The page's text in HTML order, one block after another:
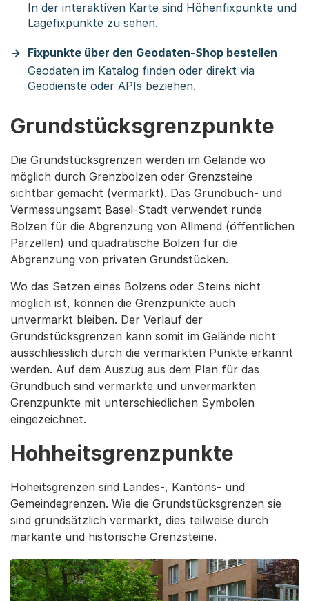
In der interaktiven Karte sind Höhenfixpunkte und
Lagefixpunkte zu sehen.
Fixpunkte über den Geodaten-Shop bestellen
Geodaten im Katalog finden oder direkt via
Geodienste oder APIs beziehen.
Grundstücksgrenzpunkte
Die Grundstücksgrenzen werden im Gelände wo
möglich durch Grenzbolzen oder Grenzsteine
sichtbar gemacht (vermarkt). Das Grundbuch- und
Vermessungsamt Basel-Stadt verwendet runde
Bolzen für die Abgrenzung von Allmend (öffentlichen
Parzel­len) und quadratische Bolzen für die
Abgrenzung von privaten Grundstücken.
Wo das Setzen eines Bolzens oder Steins nicht
möglich ist, können die Grenzpunkte auch
unvermarkt bleiben. Der Verlauf der
Grundstücksgrenzen kann somit im Gelände nicht
ausschliesslich durch die vermarkten Punkte erkannt
werden. Auf dem Auszug aus dem Plan für das
Grundbuch sind vermarkte und unvermarkten
Grenzpunkte mit unterschiedlichen Symbolen
eingezeichnet.
Hohheitsgrenzpunkte
Hoheitsgrenzen sind Landes-, Kantons- und
Gemeindegrenzen. Wie die Grundstücksgrenzen sie
sind grundsätzlich vermarkt, dies teilweise durch
markante und historische Grenzsteine.